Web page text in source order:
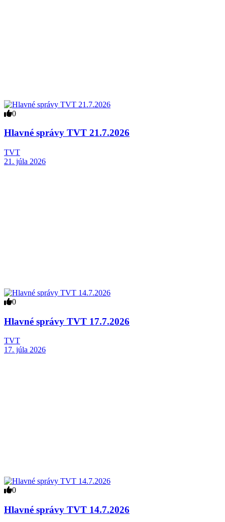
0
Hlavné správy TVT 21.7.2026
TVT
21. júla 2026
0
Hlavné správy TVT 17.7.2026
TVT
17. júla 2026
0
Hlavné správy TVT 14.7.2026